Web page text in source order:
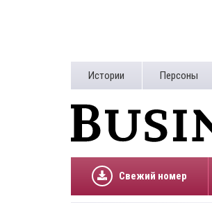
Истории Персоны
Свежий номер